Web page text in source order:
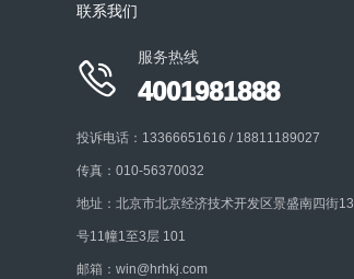
联系我们

服务热线
4001981888
投诉电话：13366651616 / 18811189027
传真：010-56370032
地址：北京市北京经济技术开发区景盛南四街13
号11幢1至3层 101
邮箱：win@hrhkj.com